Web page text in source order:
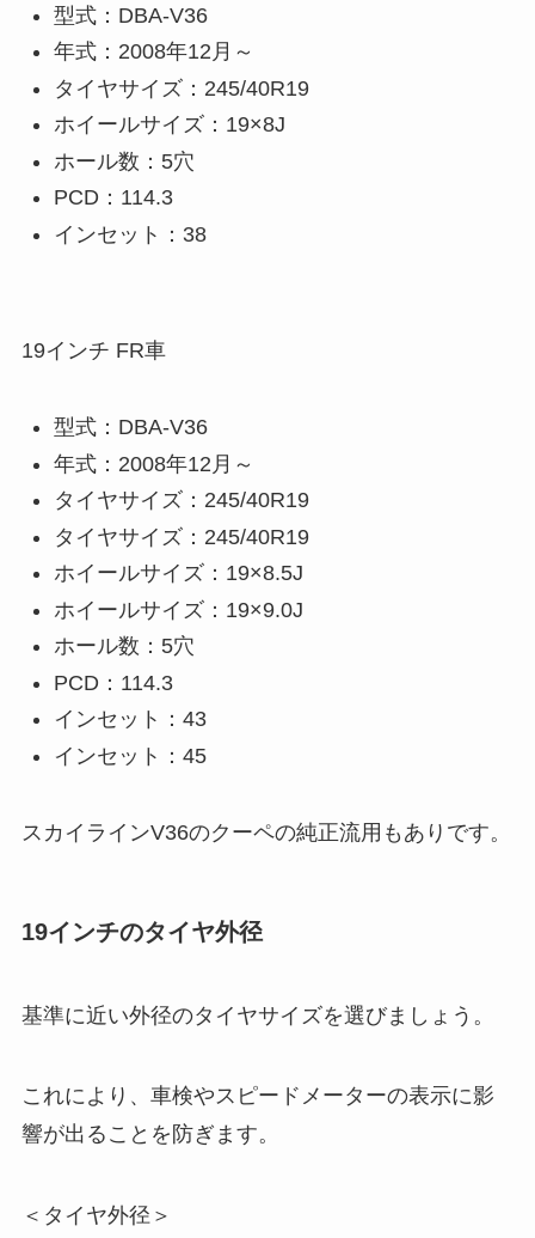
型式：DBA-V36
年式：2008年12月～
タイヤサイズ：245/40R19
ホイールサイズ：19×8J
ホール数：5穴
PCD：114.3
インセット：38
19インチ FR車
型式：DBA-V36
年式：2008年12月～
タイヤサイズ：245/40R19
タイヤサイズ：245/40R19
ホイールサイズ：19×8.5J
ホイールサイズ：19×9.0J
ホール数：5穴
PCD：114.3
インセット：43
インセット：45
スカイラインV36のクーペの純正流用もありです。
19インチのタイヤ外径
基準に近い外径のタイヤサイズを選びましょう。
これにより、車検やスピードメーターの表示に影
響が出ることを防ぎます。
＜タイヤ外径＞